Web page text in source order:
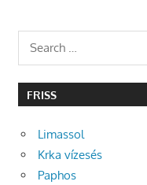
Search
FRISS
Limassol
Krka vízesés
Paphos